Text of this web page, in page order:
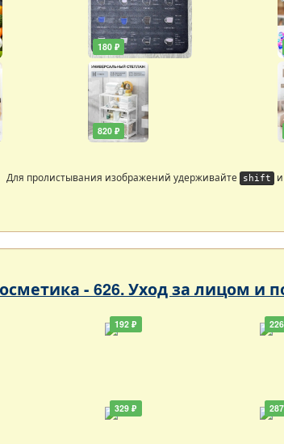
180 ₽
820 ₽
Для пролистывания изображений удерживайте shift
- 626. Уход за лицом и
192 ₽
329 ₽